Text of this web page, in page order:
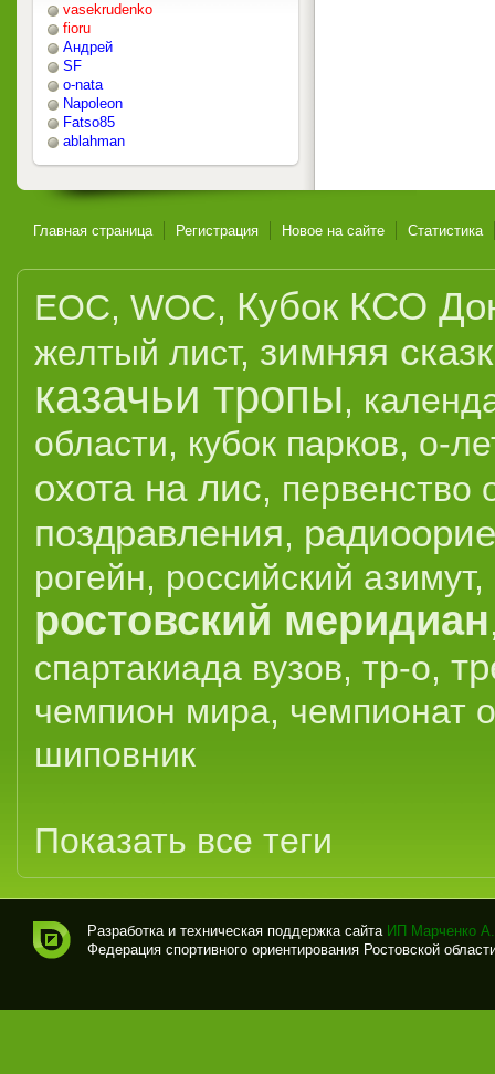
vasekrudenko
fioru
Андрей
SF
o-nata
Napoleon
Fatso85
ablahman
Главная страница Регистрация Новое на сайте Статистика
EOC, WOC, Кубок КСО
желтый лист, зимняя
казачьи тропы,
области, кубок парков, о-
охота на лис, первенство
поздравления,
рогейн, российский азимут,
ростовский меридиан
спартакиада вузов, тр-о,
чемпион мира, чемпионат
шиповник
Показать все теги
вно
Разработка и техническая поддержка сайта ИП Марченко
Федерация спортивного ориентирования Ростовской